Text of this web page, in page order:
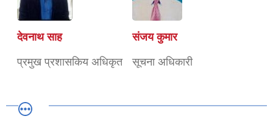
देवनाथ साह
प्रमुख प्रशासकिय अधिकृत
संजय कुमार
सूचना अधिकारी